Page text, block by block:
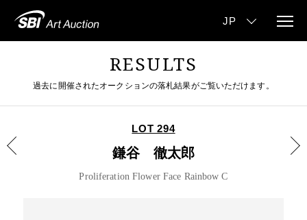
RESULTS
過去に開催されたオークションの落札結果がご覧いただけます。
LOT 294
鎌谷 徹太郎
Proliferation Flower Face Rainbow C